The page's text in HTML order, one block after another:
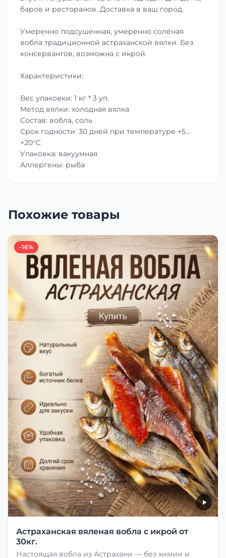
баров и ресторанов. Доставка в ваш город.
Умеренно подсушенная, умеренно солёная
вобла традиционной астраханской вялки. Без
консервантов, возможна с икрой.
Характеристики:
Вес упаковки: 1 кг * 3 уп.
Метод вялки: холодная вялка
Состав: вобла, соль
Срок годности: 30 дней при температуре +5…
+20°C
Упаковка: вакуумная
Аллергены: рыба
Похожие товары
-16%
Астраханская вяленая вобла с икрой от
30кг.
Настоящая вобла из Астрахани — без химии и